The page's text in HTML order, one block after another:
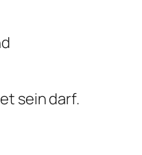
sein darf.